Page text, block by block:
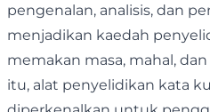
pengenalan, analisis, dan
menjadikan kaedah
memakan masa, mahal,
itu, alat penyelidikan kata